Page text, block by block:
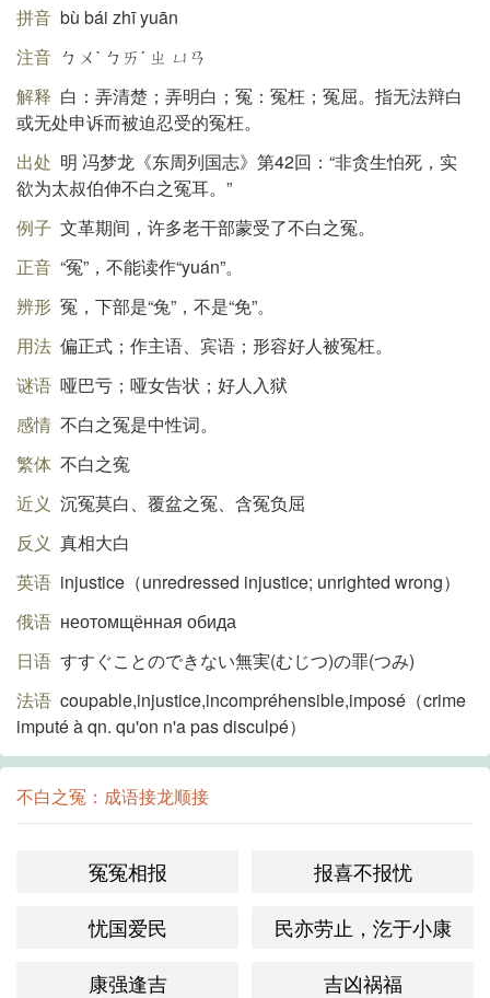
拼音 bù bái zhī yuān
注音 ㄅㄨˋ ㄅㄞˊ ㄓ ㄩㄢ
解释 白：弄清楚；弄明白；冤：冤枉；冤屈。指无法辩白
或无处申诉而被迫忍受的冤枉。
出处 明 冯梦龙《东周列国志》第42回：“非贪生怕死，实
欲为太叔伯伸不白之冤耳。”
例子 文革期间，许多老干部蒙受了不白之冤。
正音 “冤”，不能读作“yuán”。
辨形 冤，下部是“兔”，不是“免”。
用法 偏正式；作主语、宾语；形容好人被冤枉。
谜语 哑巴亏；哑女告状；好人入狱
感情 不白之冤是中性词。
繁体 不白之寃
近义 沉冤莫白、覆盆之冤、含冤负屈
反义 真相大白
英语 injustice（unredressed injustice; unrighted wrong）
俄语 неотомщённая обида
日语 すすぐことのできない無実(むじつ)の罪(つみ)
法语 coupable,injustice,incompréhensible,imposé（crime
imputé à qn. qu'on n'a pas disculpé）
不白之冤：成语接龙顺接
冤冤相报
报喜不报忧
忧国爱民
民亦劳止，汔于小康
康强逢吉
吉凶祸福